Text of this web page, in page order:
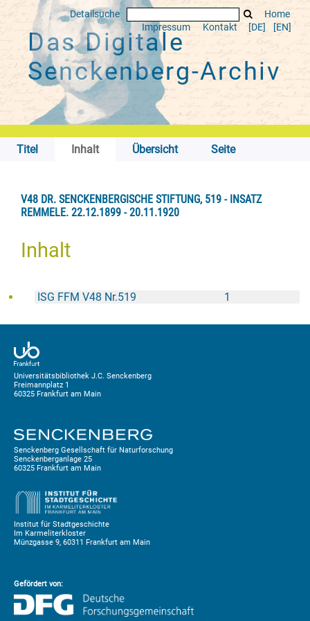
Detailsuche
Home
Impressum
Kontakt [DE] [EN]
Das Digitale
Senckenberg-Archiv
Titel Inhalt Übersicht Seite
V48 DR. SENCKENBERGISCHE STIFTUNG, 519 - INSATZ
REMMELE. 22.12.1899 - 20.11.1920
Inhalt
1
ISG FFM V48 Nr.519
Universitätsbibliothek J.C. Senckenberg
Freimannplatz 1
60325 Frankfurt am Main
Senckenberg Gesellschaft für Naturforschung
Senckenberganlage 25
60325 Frankfurt am Main
Institut für Stadtgeschichte
Im Karmeliterkloster
Münzgasse 9, 60311 Frankfurt am Main
Gefördert von: